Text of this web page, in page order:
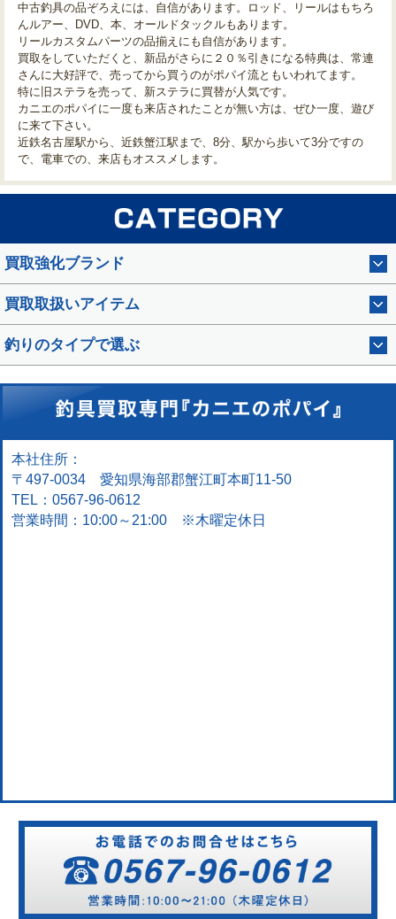
中古釣具の品ぞろえには、自信があります。ロッド、リールはもちろ
んルアー、DVD、本、オールドタックルもあります。
リールカスタムパーツの品揃えにも自信があります。
買取をしていただくと、新品がさらに２０％引きになる特典は、常連
さんに大好評で、売ってから買うのがポパイ流ともいわれてます。
特に旧ステラを売って、新ステラに買替が人気です。
カニエのポパイに一度も来店されたことが無い方は、ぜひ一度、遊び
に来て下さい。
近鉄名古屋駅から、近鉄蟹江駅まで、8分、駅から歩いて3分ですの
で、電車での、来店もオススメします。
買取強化ブランド
買取取扱いアイテム
釣りのタイプで選ぶ
本社住所：
〒497-0034 愛知県海部郡蟹江町本町11-50
TEL：0567-96-0612
営業時間：10:00～21:00 ※木曜定休日